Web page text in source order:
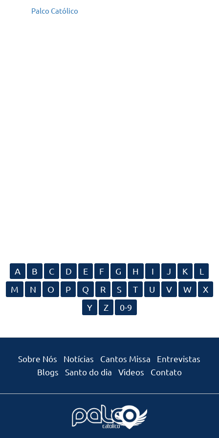
Palco Católico
A B C D E F G H I J K
L
M
N O P Q R S T U V W
X
Y
Z 0-9
Sobre Nós Notícias Cantos Missa
Entrevistas
Blogs
Santo do dia Videos Contato